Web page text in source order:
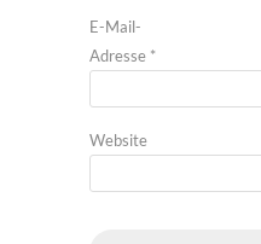
E-Mail-
Adresse *
Website